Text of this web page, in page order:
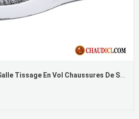
Chaussure Running Salle Tissage En Vol Chaussures De Skate Étudiant Chaussures De Course Décontractée Soldes